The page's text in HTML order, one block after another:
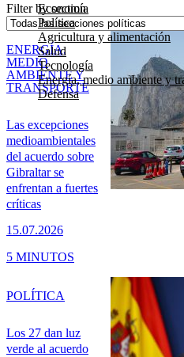
Economía
Política
Agricultura y alimentación
Salud
Tecnología
Energía, medio ambiente y
Defensa
Filter by section
Las excepciones
medioambientales
del acuerdo sobre
Gibraltar se
enfrentan a fuertes
críticas
15.07.2026
ENERGÍA,
MEDIO
AMBIENTE Y
TRANSPORTE
5 MINUTOS
Los 27 dan luz
verde al acuerdo
POLÍTICA